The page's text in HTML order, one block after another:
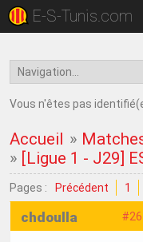
E-S-Tunis.com
Vous n'êtes pas
Accueil »
» [Ligue 1 - J29]
Pages : Précédent 1
#26
chdoulla